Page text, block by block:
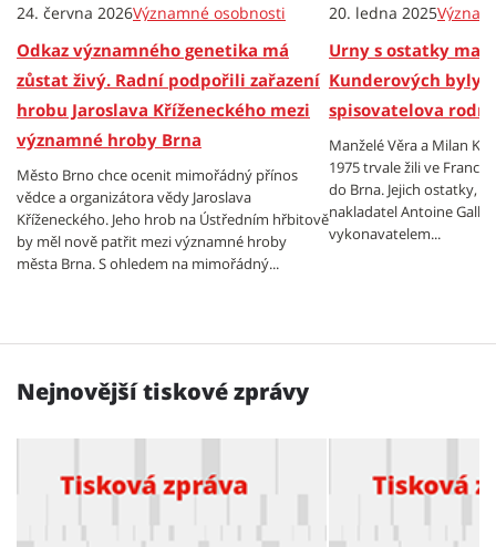
24. června 2026Významné osobnosti
Odkaz významného genetika má
zůstat živý. Radní podpořili zařazení
hrobu Jaroslava Kříženeckého mezi
významné hroby Brna
Město Brno chce ocenit mimořádný přínos
vědce a organizátora vědy Jaroslava
Kříženeckého. Jeho hrob na Ústředním hřbitově
by měl nově patřit mezi významné hroby
města Brna. S ohledem na mimořádný...
20. ledna 2025
Urny s ostatky
Kunderových byly
spisovatelova
Manželé Věra a Milan
1975 trvale žili ve
do Brna. Jejich ostatky,
nakladatel Antoine
vykonavatelem...
Nejnovější tiskové zprávy